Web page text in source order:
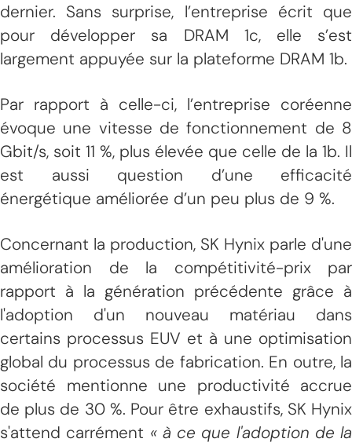
dernier. Sans surprise, l’entreprise écrit que
pour développer sa DRAM 1c, elle s’est
largement appuyée sur la plateforme DRAM 1b.
Par rapport à celle-ci, l’entreprise coréenne
évoque une vitesse de fonctionnement de 8
Gbit/s, soit 11 %, plus élevée que celle de la 1b. Il
est aussi question d’une efficacité
énergétique améliorée d’un peu plus de 9 %.
Concernant la production, SK Hynix parle d'une
amélioration de la compétitivité-prix par
rapport à la génération précédente grâce à
l'adoption d'un nouveau matériau dans
certains processus EUV et à une optimisation
global du processus de fabrication. En outre, la
société mentionne une productivité accrue
de plus de 30 %. Pour être exhaustifs, SK Hynix
s'attend carrément « à ce que l'adoption de la